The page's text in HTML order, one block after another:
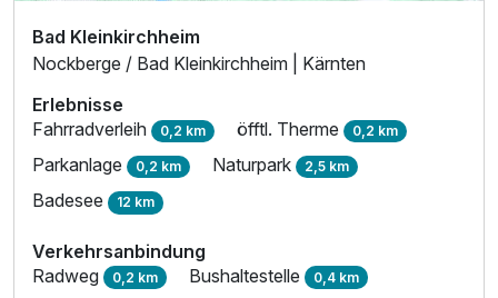
Bad Kleinkirchheim
Nockberge / Bad Kleinkirchheim | Kärnten
Erlebnisse
Fahrradverleih 0,2 km öfftl. Therme 0,2 km
Parkanlage 0,2 km Naturpark 2,5 km
Badesee 12 km
Verkehrsanbindung
Radweg 0,2 km Bushaltestelle 0,4 km